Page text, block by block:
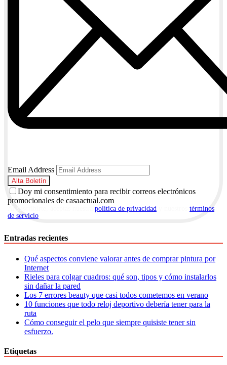
Email Address
Doy mi consentimiento para recibir correos electrónicos
promocionales de casaactual.com
política de privacidad
términos
de servicio
Entradas recientes
Qué aspectos conviene valorar antes de comprar pintura por
Internet
Rieles para colgar cuadros: qué son, tipos y cómo instalarlos
sin dañar la pared
Los 7 errores beauty que casi todos cometemos en verano
10 funciones que todo reloj deportivo debería tener para la
ruta
Cómo conseguir el pelo que siempre quisiste tener sin
esfuerzo.
Etiquetas